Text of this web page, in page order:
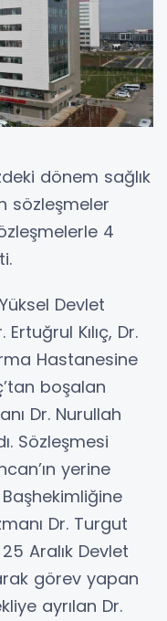
dönem sağlık
sözleşmeler
4
Devlet
Kılıç, Dr.
Hastanesine
boşalan
Dr. Nurullah
Sözleşmesi
yerine
Dr. Turgut
Aralık Devlet
görev yapan
ayrılan Dr.